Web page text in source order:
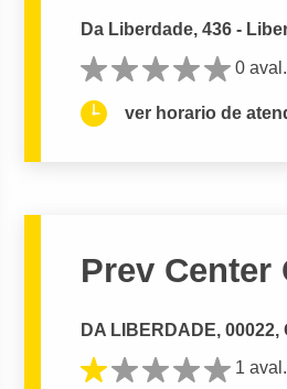
Da Liberdade, 436 -
0 aval.
ver horario de
Prev
DA LIBERDADE,
1 aval.